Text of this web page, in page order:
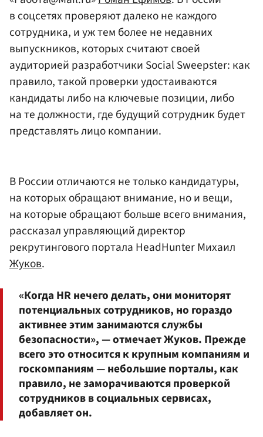
в соцсетях проверяют далеко не каждого
сотрудника, и уж тем более не недавних
выпускников, которых считают своей
аудиторией разработчики Social Sweepster: как
правило, такой проверки удостаиваются
кандидаты либо на ключевые позиции, либо
на те должности, где будущий сотрудник будет
представлять лицо компании.
В России отличаются не только кандидатуры,
на которых обращают внимание, но и вещи,
на которые обращают больше всего внимания,
рассказал управляющий директор
рекрутингового портала HeadHunter Михаил
Жуков.
«Когда HR нечего делать, они мониторят
потенциальных сотрудников, но гораздо
активнее этим занимаются службы
безопасности», — отмечает Жуков. Прежде
всего это относится к крупным компаниям и
госкомпаниям — небольшие порталы, как
правило, не заморачиваются проверкой
сотрудников в социальных сервисах,
добавляет он.